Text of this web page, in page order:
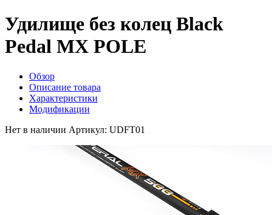
Удилище без колец Black
Pedal MX POLE
Обзор
Описание товара
Характеристики
Модификации
Нет в наличии Артикул: UDFT01